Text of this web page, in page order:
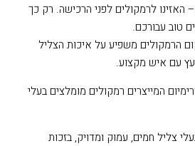
האזינו לרמקולים לפני הרכישה. רק כך
טוב עבורכם.
הרמקולים משפיע על איכות הצליל
עם איש מקצוע.
המייצרים רמקולים מומלצים בעלי
צליל חמים, עמוק ומדויק, בזכות